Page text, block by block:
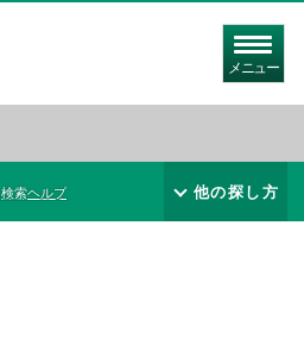
メニュー
検索ヘルプ 他の探し方